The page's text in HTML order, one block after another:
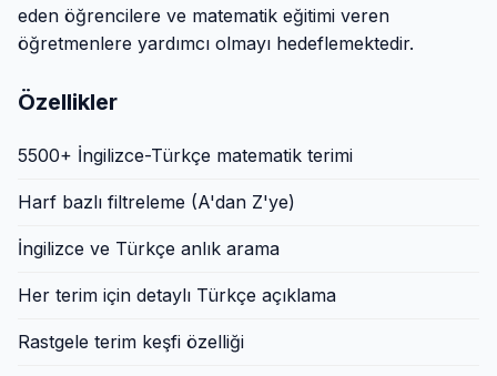
eden öğrencilere ve matematik eğitimi veren
öğretmenlere yardımcı olmayı hedeflemektedir.
Özellikler
5500+ İngilizce-Türkçe matematik terimi
Harf bazlı filtreleme (A'dan Z'ye)
İngilizce ve Türkçe anlık arama
Her terim için detaylı Türkçe açıklama
Rastgele terim keşfi özelliği